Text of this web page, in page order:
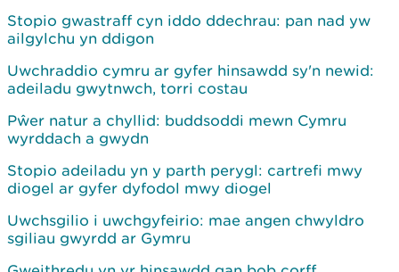
Stopio gwastraff cyn iddo ddechrau: pan nad yw
ailgylchu yn ddigon
Uwchraddio cymru ar gyfer hinsawdd sy'n newid:
adeiladu gwytnwch, torri costau
Pŵer natur a chyllid: buddsoddi mewn Cymru
wyrddach a gwydn
Stopio adeiladu yn y parth perygl: cartrefi mwy
diogel ar gyfer dyfodol mwy diogel
Uwchsgilio i uwchgyfeirio: mae angen chwyldro
sgiliau gwyrdd ar Gymru